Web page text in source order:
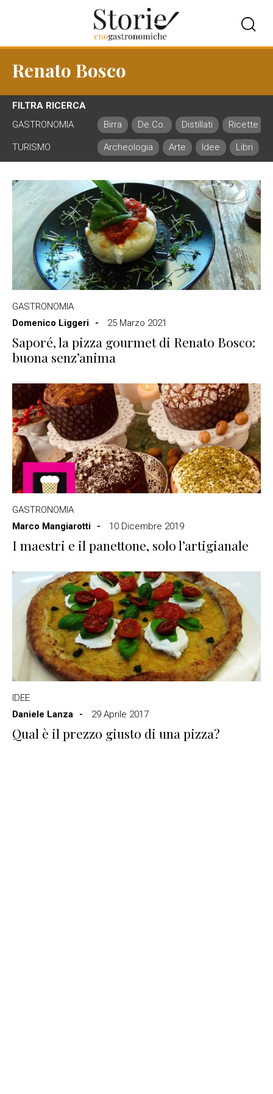
Renato Bosco
FILTRA RICERCA
GASTRONOMIA
Birra De.Co. Distillati Ricette
TURISMO Archeologia Arte Idee Libri
GASTRONOMIA
Domenico Liggeri
25 Marzo 2021
Saporé, la pizza gourmet di Renato Bosco:
buona senz’anima
GASTRONOMIA
Marco Mangiarotti
10 Dicembre 2019
I maestri e il panettone, solo l’artigianale
IDEE
Daniele Lanza
29 Aprile 2017
Qual è il prezzo giusto di una pizza?